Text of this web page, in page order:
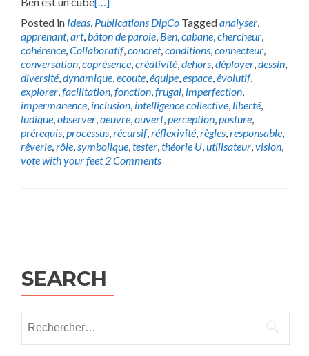
Posted in Ideas, Publications DipCo Taggedanalyser,
apprenant,art,bâton de parole, Ben,cabane,chercheur,
cohérence,Collaboratif,concret,conditions,connecteur,
conversation,coprésence,créativité,dehors,déployer,dessin,
diversité,dynamique,ecoute,équipe,espace,évolutif,
explorer,facilitation,fonction,frugal, imperfection,
impermanence, inclusion, intelligence collective, liberté,
ludique,observer,oeuvre,ouvert,perception,posture,
prérequis,processus,récursif,réflexivité,règles,responsable,
rêverie,rôle,symbolique,tester,théorie U,utilisateur,vision,
vote with your feet 2 Comments
SEARCH